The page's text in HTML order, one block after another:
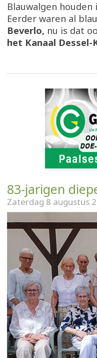
Blauwalgen
Eerder waren al
Beverlo, nu is dat
het Kanaal Dessel-
83-jarigen
Zaterdag 8 augustus